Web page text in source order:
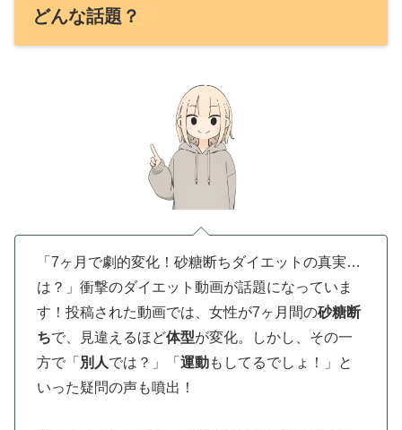
どんな話題？
「7ヶ月で劇的変化！砂糖断ちダイエットの真実…
は？」衝撃のダイエット動画が話題になっていま
す！投稿された動画では、女性が7ヶ月間の砂糖断
ちで、見違えるほど体型が変化。しかし、その一
方で「 別人では？」「 運動もしてるでしょ！」と
いった疑問の声も噴出！